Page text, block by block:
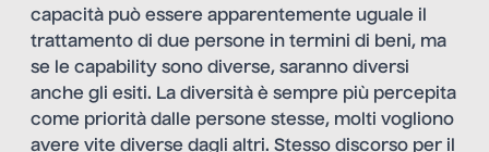
capacità può essere apparentemente uguale il
trattamento di due persone in termini di beni, ma
se le capability sono diverse, saranno diversi
anche gli esiti. La diversità è sempre più percepita
come priorità dalle persone stesse, molti vogliono
avere vite diverse dagli altri. Stesso discorso per il